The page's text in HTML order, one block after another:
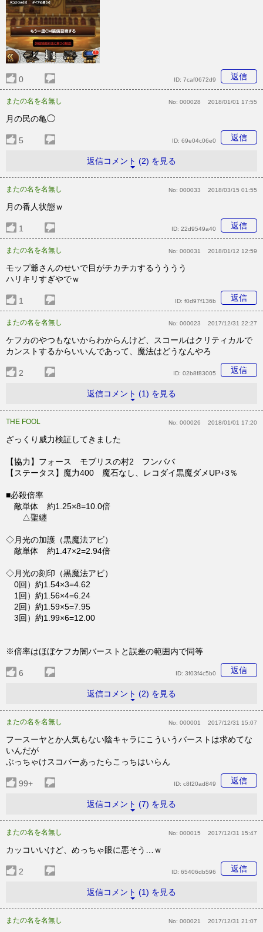
0 返信
ID: 7caf0672d9
またの名を名無し No: 000028 2018/01/01 17:55
月の民の亀◯
5 返信
ID: 69e04c06e0
返信コメント (2) を見る
またの名を名無し No: 000033 2018/03/15 01:55
月の番人状態ｗ
1 返信
ID: 22d9549a40
またの名を名無し No: 000031 2018/01/12 12:59
モップ爺さんのせいで目がチカチカするうううう
ハリキリすぎやでｗ
1 返信
ID: f0d97f136b
またの名を名無し No: 000023 2017/12/31 22:27
ケフカのやつもないからわからんけど、スコールはクリティカルで
カンストするからいいんであって、魔法はどうなんやろ
2 返信
ID: 02b8f83005
返信コメント (1) を見る
THE FOOL No: 000026 2018/01/01 17:20
ざっくり威力検証してきました
【協力】フォース モブリスの村2 フンババ
【ステータス】魔力400 魔石なし、レコダイ黒魔ダメUP+3％
■必殺倍率
敵単体 約1.25×8=10.0倍
△聖纏
◇月光の加護（黒魔法アビ）
敵単体 約1.47×2=2.94倍
◇月光の刻印（黒魔法アビ）
0回）約1.54×3=4.62
1回）約1.56×4=6.24
2回）約1.59×5=7.95
3回）約1.99×6=12.00
※倍率はほぼケフカ闇バーストと誤差の範囲内で同等
6 返信
ID: 3f03f4c5b0
返信コメント (2) を見る
またの名を名無し No: 000001 2017/12/31 15:07
フースーヤとか人気もない陰キャラにこういうバーストは求めてな
いんだが
ぶっちゃけスコバーあったらこっちはいらん
99+ 返信
ID: c8f20ad849
返信コメント (7) を見る
またの名を名無し No: 000015 2017/12/31 15:47
カッコいいけど、めっちゃ眼に悪そう…ｗ
2 返信
ID: 65406db596
返信コメント (1) を見る
またの名を名無し No: 000021 2017/12/31 21:07